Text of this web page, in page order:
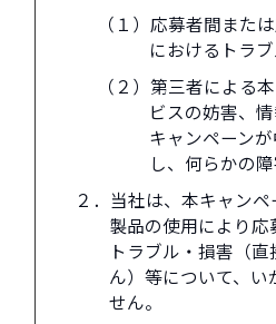
（１）応募者間また
におけるトラ
（２）第三者による
ビスの妨害、
キャンペーン
し、何らかの
２．当社は、本キャン
製品の使用により
トラブル・損害（
ん）等について、い
せん。